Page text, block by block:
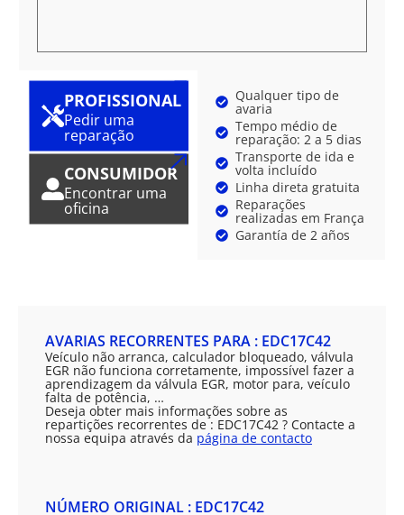
PROFISSIONAL
Pedir uma
reparação
CONSUMIDOR
Encontrar uma
oficina
Qualquer tipo de
avaria
Tempo médio de
reparação: 2 a 5 dias
Transporte de ida e
volta incluído
Linha direta gratuita
Reparações
realizadas em França
Garantía de 2 años
AVARIAS RECORRENTES PARA : EDC17C42
Veículo não arranca, calculador bloqueado, válvula
EGR não funciona corretamente, impossível fazer a
aprendizagem da válvula EGR, motor para, veículo
falta de potência, …
Deseja obter mais informações sobre as
repartições recorrentes de : EDC17C42 ? Contacte a
nossa equipa através da página de contacto
NÚMERO ORIGINAL : EDC17C42